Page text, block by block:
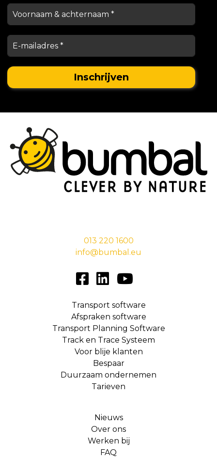
013 220 1600
info@bumbal.eu
Transport software
Afspraken software
Transport Planning Software
Track en Trace Systeem
Voor blije klanten
Bespaar
Duurzaam ondernemen
Tarieven
Nieuws
Over ons
Werken bij
FAQ